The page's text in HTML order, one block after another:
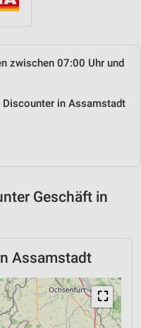
zwischen 07:00 Uhr und
in Assamstadt
Geschäft in
Assamstadt
⛶